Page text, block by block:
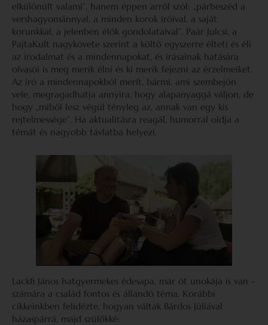
elkülönült valami”, hanem éppen arról szól: „párbeszéd a
vershagyománnyal, a minden korok íróival, a saját
korunkkal, a jelenben élők gondolataival”. Paár Julcsi, a
PajtaKult nagykövete szerint a költő egyszerre élteti és éli
az irodalmat és a mindennapokat, és írásainak hatására
olvasói is meg merik élni és ki merik fejezni az érzelmeiket.
Az író a mindennapokból merít, bármi, ami szembejön
vele, megragadhatja annyira, hogy alapanyaggá váljon, de
hogy „miből lesz végül tényleg az, annak van egy kis
rejtelmessége”. Ha aktualitásra reagál, humorral oldja a
témát és nagyobb távlatba helyezi.
Lackfi János hatgyermekes édesapa, már öt unokája is van –
számára a család fontos és állandó téma. Korábbi
cikkeinkben felidézte, hogyan váltak Bárdos Júliával
házaspárrá, majd szülőkké: